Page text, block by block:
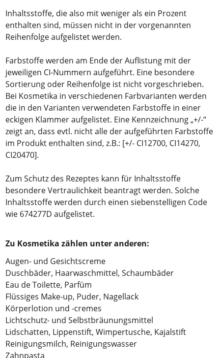
Inhaltsstoffe, die also mit weniger als ein Prozent
enthalten sind, müssen nicht in der vorgenannten
Reihenfolge aufgelistet werden.
Farbstoffe werden am Ende der Auflistung mit der
jeweiligen CI-Nummern aufgeführt. Eine besondere
Sortierung oder Reihenfolge ist nicht vorgeschrieben.
Bei Kosmetika in verschiedenen Farbvarianten werden
die in den Varianten verwendeten Farbstoffe in einer
eckigen Klammer aufgelistet. Eine Kennzeichnung „+/-“
zeigt an, dass evtl. nicht alle der aufgeführten Farbstoffe
im Produkt enthalten sind, z.B.: [+/- CI12700, CI14270,
CI20470].
Zum Schutz des Rezeptes kann für Inhaltsstoffe
besondere Vertraulichkeit beantragt werden. Solche
Inhaltsstoffe werden durch einen siebenstelligen Code
wie 674277D aufgelistet.
Zu Kosmetika zählen unter anderen:
Augen- und Gesichtscreme
Duschbäder, Haarwaschmittel, Schaumbäder
Eau de Toilette, Parfüm
Flüssiges Make-up, Puder, Nagellack
Körperlotion und -cremes
Lichtschutz- und Selbstbräunungsmittel
Lidschatten, Lippenstift, Wimpertusche, Kajalstift
Reinigungsmilch, Reinigungswasser
Zahnpasta